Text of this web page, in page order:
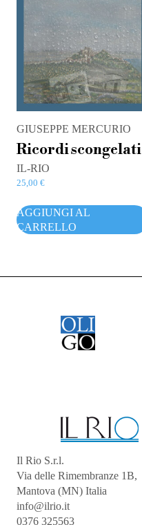
GIUSEPPE MERCURIO
Ricordi scongelati
IL-RIO
25,00 €
AGGIUNGI AL
CARRELLO
Il Rio S.r.l.
Via delle Rimembranze 1B,
Mantova (MN) Italia
info@ilrio.it
0376 325563